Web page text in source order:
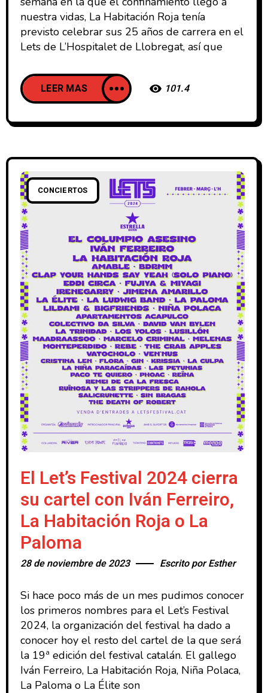
nuestra vidas, La Habitación Roja tenía
previsto celebrar sus 25 años de carrera en el
Lets de L’Hospitalet de Llobregat, así que
LEER MAS 101.4
CONCIERTOS
El Let’s Festival 2024 cierra
su cartel con Iván Ferreiro,
La Habitación Roja o La
Paloma
28 de noviembre de 2023 Escrito porEsther
Si hace poco más de un mes pudimos conocer
los primeros nombres para el Let’s Festival
2024, la organización del festival ha dado a
conocer hoy el resto del cartel de la que será
la 19ª edición del festival catalán. El gallego
Iván Ferreiro, La Habitación Roja, Niña Polaca,
La Paloma o La Élite son